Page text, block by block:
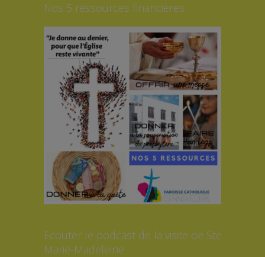
Nos 5 ressources financières
Ecouter le podcast de la visite de Ste
Marie-Madeleine